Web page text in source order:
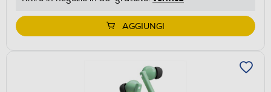
AGGIUNGI